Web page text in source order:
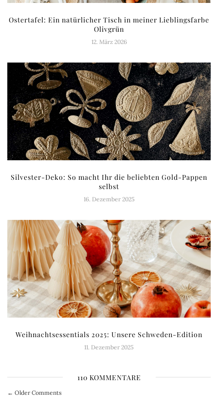
Ostertafel: Ein natürlicher Tisch in meiner Lieblingsfarbe
Olivgrün
12. März 2026
Silvester-Deko: So macht Ihr die beliebten Gold-Pappen
selbst
16. Dezember 2025
Weihnachtsessentials 2025: Unsere Schweden-Edition
11. Dezember 2025
110 KOMMENTARE
← Older Comments